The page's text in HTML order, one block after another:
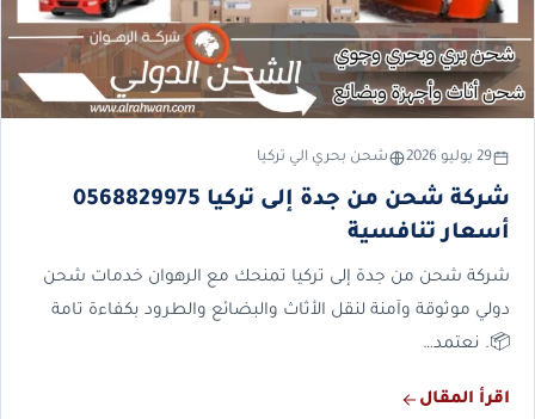
29 يوليو 2026 شحن بحري الي تركيا
شركة شحن من جدة إلى تركيا 0568829975
أسعار تنافسية
شركة شحن من جدة إلى تركيا تمنحك مع الرهوان خدمات شحن
دولي موثوقة وآمنة لنقل الأثاث والبضائع والطرود بكفاءة تامة
📦. نعتمد…
اقرأ المقال